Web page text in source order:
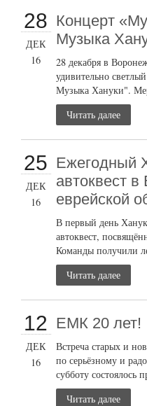
28
ДЕК
16
Концерт
Музыка
28 декабря в
удивительно
Музыка Хануки".
Читать далее
25
ДЕК
16
Ежегодный
автоквест
еврейской
В первый день
автоквест,
Команды получили
Читать далее
12
ДЕК
16
ЕМК 20 лет!
Встреча старых и
по серьёзному и
субботу состоялось
Читать далее